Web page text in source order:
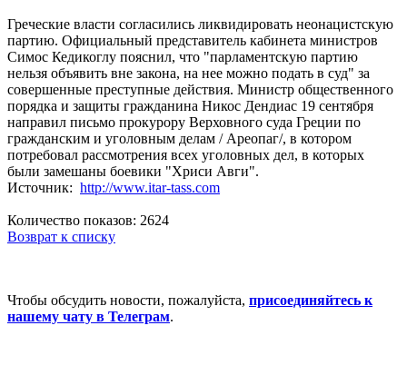
Греческие власти согласились ликвидировать неонацистскую
партию. Официальный представитель кабинета министров
Симос Кедикоглу пояснил, что "парламентскую партию
нельзя объявить вне закона, на нее можно подать в суд" за
совершенные преступные действия. Министр общественного
порядка и защиты гражданина Никос Дендиас 19 сентября
направил письмо прокурору Верховного суда Греции по
гражданским и уголовным делам / Ареопаг/, в котором
потребовал рассмотрения всех уголовных дел, в которых
были замешаны боевики "Хриси Авги".
Источник: http://www.itar-tass.com
Количество показов: 2624
Возврат к списку
Чтобы обсудить новости, пожалуйста, присоединяйтесь к
нашему чату в Телеграм.